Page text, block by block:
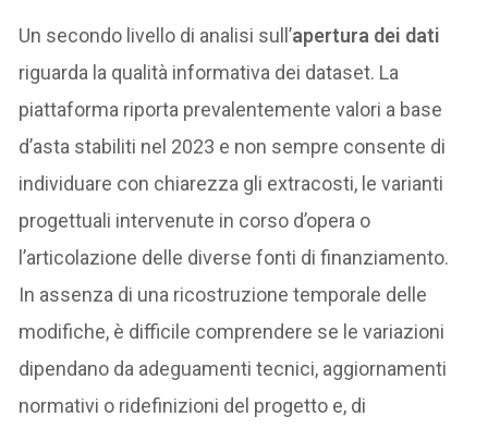
Un secondo livello di analisi sull’apertura dei dati
riguarda la qualità informativa dei dataset. La
piattaforma riporta prevalentemente valori a base
d’asta stabiliti nel 2023 e non sempre consente di
individuare con chiarezza gli extracosti, le varianti
progettuali intervenute in corso d’opera o
l’articolazione delle diverse fonti di finanziamento.
In assenza di una ricostruzione temporale delle
modifiche, è difficile comprendere se le variazioni
dipendano da adeguamenti tecnici, aggiornamenti
normativi o ridefinizioni del progetto e, di